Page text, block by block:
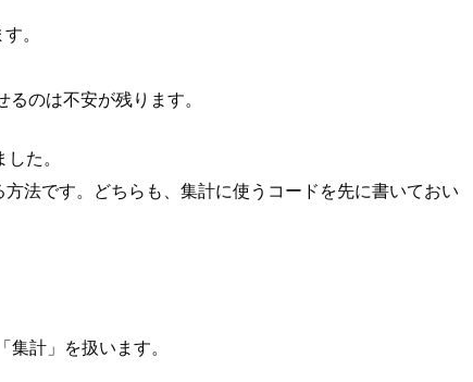
。
のは不安が残ります。
た。
法です。どちらも、集計に使うコードを先に書いておい
計」を扱います。